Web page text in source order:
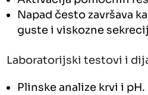
Napad često završava
guste i viskozne
Laboratorijski testovi i
Plinske analize krvi i pH.